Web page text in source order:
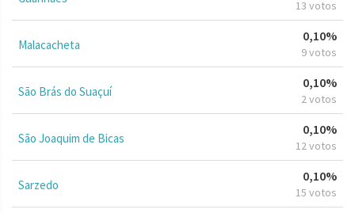
13 votos
Malacacheta
0,10%
9 votos
São Brás do Suaçuí
0,10%
2 votos
São Joaquim de Bicas
0,10%
12 votos
Sarzedo
0,10%
15 votos